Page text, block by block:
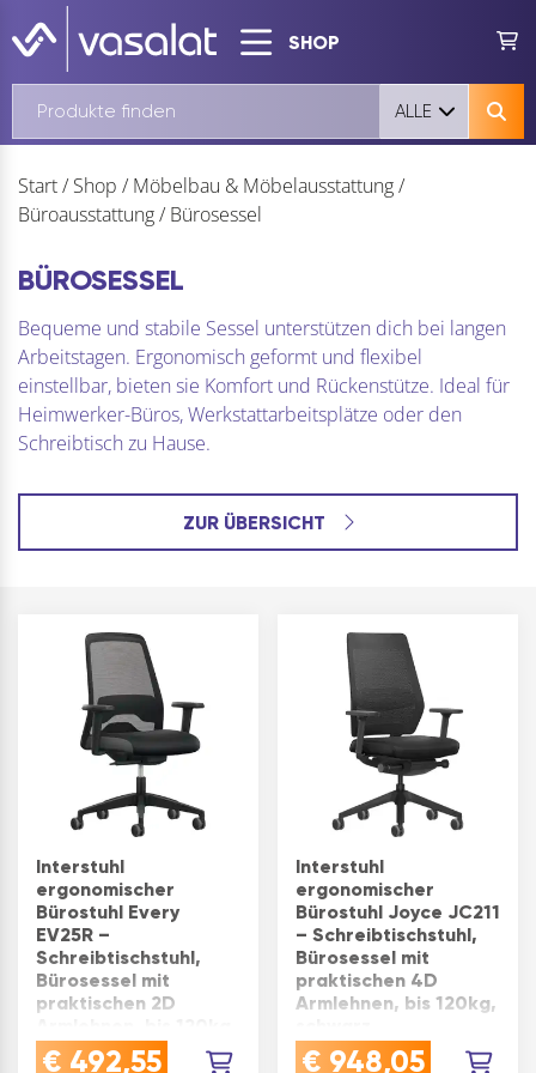
SHOP
ALLE
Start/ Shop / Möbelbau & Möbelausstattung/
Büroausstattung/ Bürosessel
BÜROSESSEL
Bequeme und stabile Sessel unterstützen dich bei langen
Arbeitstagen. Ergonomisch geformt und flexibel
einstellbar, bieten sie Komfort und Rückenstütze. Ideal für
Heimwerker-Büros, Werkstattarbeitsplätze oder den
Schreibtisch zu Hause.
ZUR ÜBERSICHT
Interstuhl
ergonomischer
Bürostuhl Every
EV25R –
Schreibtischstuhl,
Bürosessel mit
praktischen 2D
schwarz
€ 492,55
Interstuhl
ergonomischer
Bürostuhl Joyce JC211
– Schreibtischstuhl,
Bürosessel mit
praktischen 4D
Armlehnen, bis 120kg,
BÜROSTUHL MIT
€ 948,05